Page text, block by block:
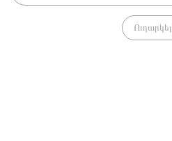
Ուղարկել